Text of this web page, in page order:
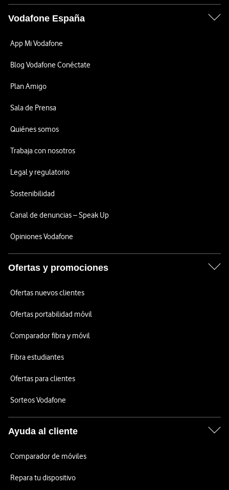
Vodafone España
App Mi Vodafone
Blog Vodafone Conéctate
Plan Amigo
Sala de Prensa
Quiénes somos
Trabaja con nosotros
Legal y regulatorio
Sostenibilidad
Canal de denuncias – Speak Up
Opiniones Vodafone
Ofertas y promociones
Ofertas nuevos clientes
Ofertas portabilidad móvil
Comparador fibra y móvil
Fibra estudiantes
Ofertas para clientes
Sorteos Vodafone
Ayuda al cliente
Comparador de móviles
Repara tu dispositivo